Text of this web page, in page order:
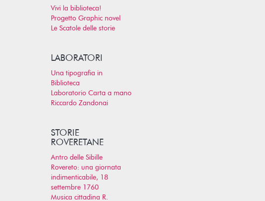
Vivi la biblioteca!
Progetto Graphic novel
Le Scatole delle storie
LABORATORI
Una tipografia in
Biblioteca
Laboratorio Carta a mano
Riccardo Zandonai
STORIE
ROVERETANE
Antro delle Sibille
Rovereto: una giornata
indimenticabile, 18
settembre 1760
Musica cittadina R.